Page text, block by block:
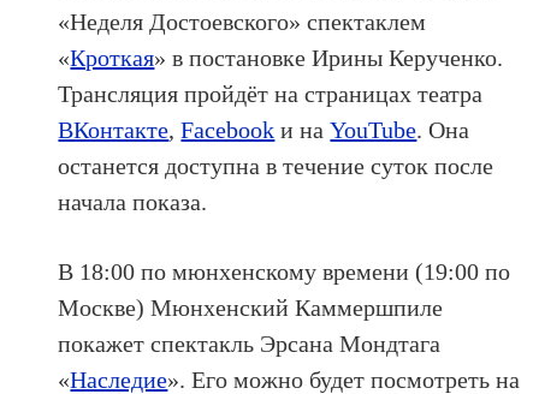
«Неделя Достоевского» спектаклем
«Кроткая» в постановке Ирины Керученко.
Трансляция пройдёт на страницах театра
ВКонтакте,Facebook и наYouTube. Она
останется доступна в течение суток после
начала показа.
В 18:00 по мюнхенскому времени (19:00 по
Москве) Мюнхенский Каммершпиле
покажет спектакль Эрсана Мондтага
«Наследие». Его можно будет посмотреть на